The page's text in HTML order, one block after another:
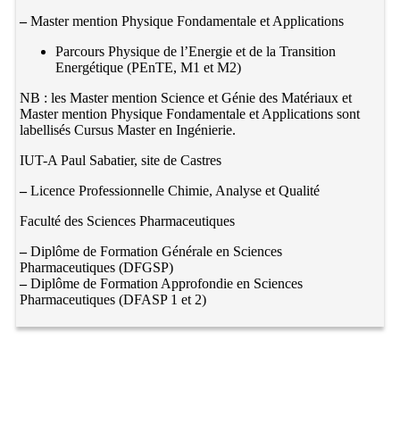
–Master mention Physique Fondamentale et Applications
Parcours Physique de l’Energie et de la Transition
Energétique (PEnTE, M1 et M2)
NB : les Master mention Science et Génie des Matériaux et
Master mention Physique Fondamentale et Applications sont
labellisés Cursus Master en Ingénierie.
IUT-A Paul Sabatier, site de Castres
–Licence Professionnelle Chimie, Analyse et Qualité
Faculté des Sciences Pharmaceutiques
–Diplôme de Formation Générale en Sciences
Pharmaceutiques (DFGSP)
–Diplôme de Formation Approfondie en Sciences
Pharmaceutiques (DFASP 1 et 2)